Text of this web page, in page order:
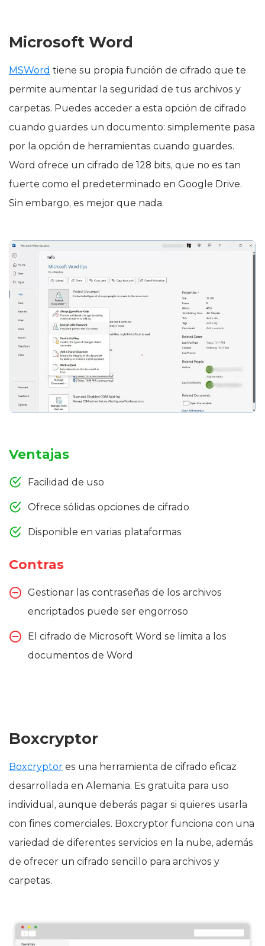
Microsoft Word
MSWord tiene su propia función de cifrado que te
permite aumentar la seguridad de tus archivos y
carpetas. Puedes acceder a esta opción de cifrado
cuando guardes un documento: simplemente pasa
por la opción de herramientas cuando guardes.
Word ofrece un cifrado de 128 bits, que no es tan
fuerte como el predeterminado en Google Drive.
Sin embargo, es mejor que nada.
Ventajas
Facilidad de uso
Ofrece sólidas opciones de cifrado
Disponible en varias plataformas
Contras
Gestionar las contraseñas de los archivos
encriptados puede ser engorroso
El cifrado de Microsoft Word se limita a los
documentos de Word
Boxcryptor
Boxcryptor es una herramienta de cifrado eficaz
desarrollada en Alemania. Es gratuita para uso
individual, aunque deberás pagar si quieres usarla
con fines comerciales. Boxcryptor funciona con una
variedad de diferentes servicios en la nube, además
de ofrecer un cifrado sencillo para archivos y
carpetas.